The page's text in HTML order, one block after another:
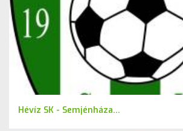
Hévíz SK - Semjénháza...